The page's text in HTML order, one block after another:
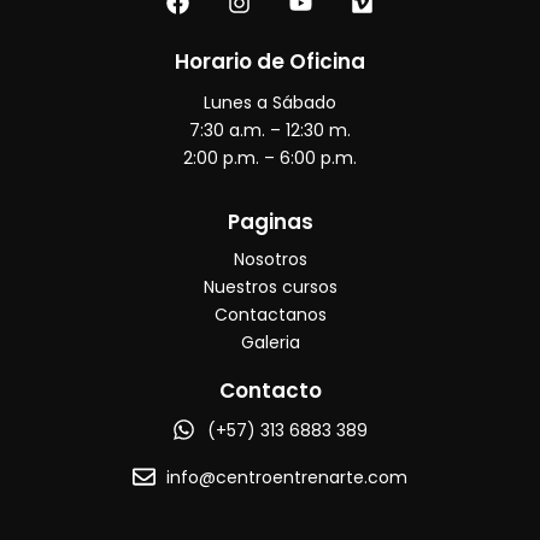
a
e
o
k
n
t
g
r
a
o
t
b
e
i
e
Horario de Oficina
Lunes a Sábado
7:30 a.m. – 12:30 m.
2:00 p.m. – 6:00 p.m.
Paginas
Nosotros
Nuestros cursos
Contactanos
Galeria
Contacto
(+57) 313 6883 389
info@centroentrenarte.com